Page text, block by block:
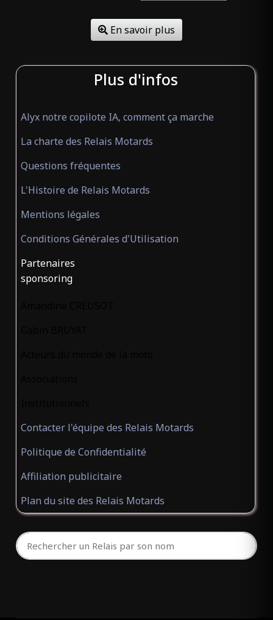
En savoir plus
Plus d'infos
Alyx notre copilote IA, comment ça marche
La charte des Relais Motards
Questions fréquentes
L'Histoire de Relais Motards
Mentions légales
Conditions Générales d'Utilisation
Partenaires
sponsoring
Contacter l'équipe des Relais Motards
Politique de Confidentialité
Affiliation publicitaire
Plan du site des Relais Motards